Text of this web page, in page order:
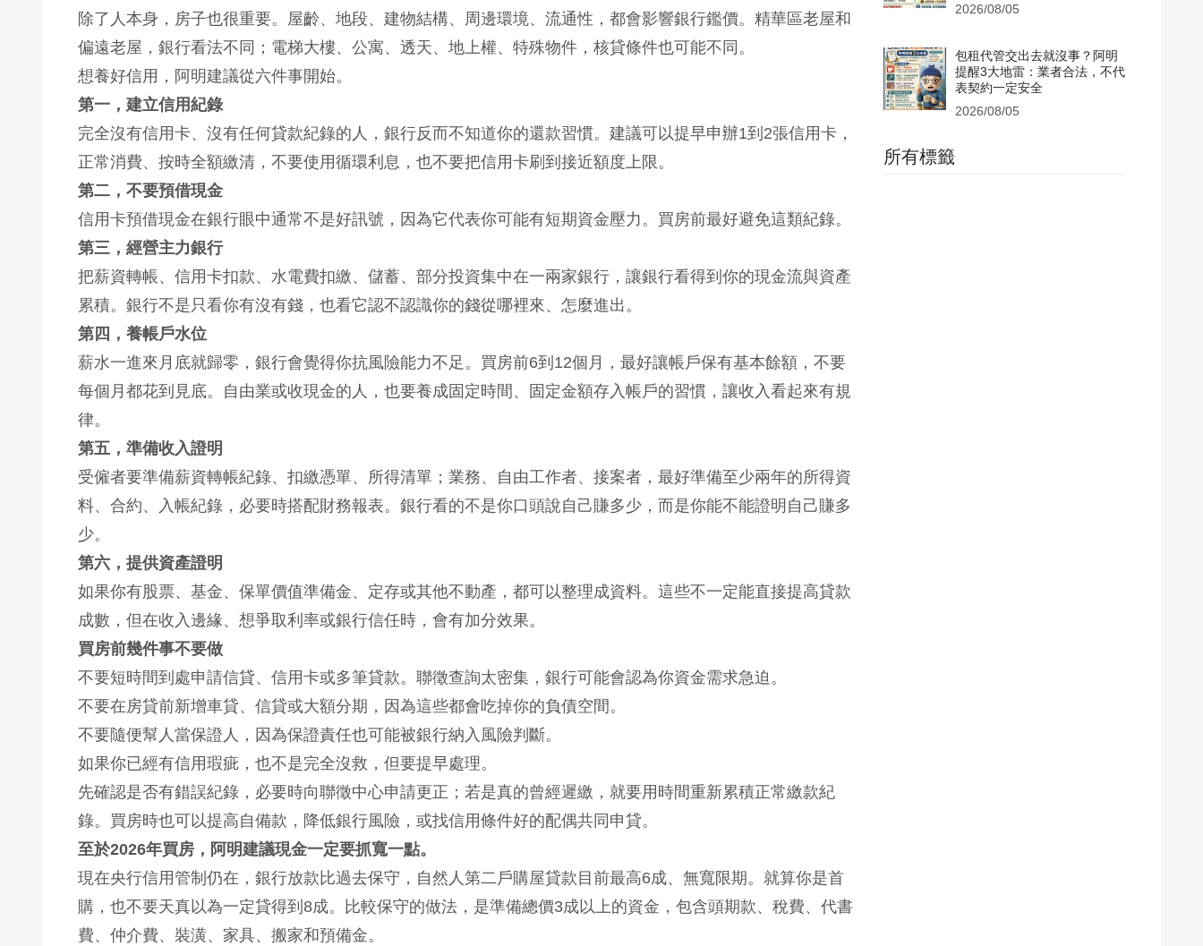
2026/08/05
包租代管交出去就沒事？阿明
提醒3大地雷：業者合法，不代
表契約一定安全
2026/08/05
所有標籤
除了人本身，房子也很重要。屋齡、地段、建物結構、周邊環境、流通性，都會影響銀行鑑價。精華區老屋和
偏遠老屋，銀行看法不同；電梯大樓、公寓、透天、地上權、特殊物件，核貸條件也可能不同。
想養好信用，阿明建議從六件事開始。
第一，建立信用紀錄
完全沒有信用卡、沒有任何貸款紀錄的人，銀行反而不知道你的還款習慣。建議可以提早申辦1到2張信用卡，
正常消費、按時全額繳清，不要使用循環利息，也不要把信用卡刷到接近額度上限。
第二，不要預借現金
信用卡預借現金在銀行眼中通常不是好訊號，因為它代表你可能有短期資金壓力。買房前最好避免這類紀錄。
第三，經營主力銀行
把薪資轉帳、信用卡扣款、水電費扣繳、儲蓄、部分投資集中在一兩家銀行，讓銀行看得到你的現金流與資產
累積。銀行不是只看你有沒有錢，也看它認不認識你的錢從哪裡來、怎麼進出。
第四，養帳戶水位
薪水一進來月底就歸零，銀行會覺得你抗風險能力不足。買房前6到12個月，最好讓帳戶保有基本餘額，不要
每個月都花到見底。自由業或收現金的人，也要養成固定時間、固定金額存入帳戶的習慣，讓收入看起來有規
律。
第五，準備收入證明
受僱者要準備薪資轉帳紀錄、扣繳憑單、所得清單；業務、自由工作者、接案者，最好準備至少兩年的所得資
料、合約、入帳紀錄，必要時搭配財務報表。銀行看的不是你口頭說自己賺多少，而是你能不能證明自己賺多
少。
第六，提供資產證明
如果你有股票、基金、保單價值準備金、定存或其他不動產，都可以整理成資料。這些不一定能直接提高貸款
成數，但在收入邊緣、想爭取利率或銀行信任時，會有加分效果。
買房前幾件事不要做
不要短時間到處申請信貸、信用卡或多筆貸款。聯徵查詢太密集，銀行可能會認為你資金需求急迫。
不要在房貸前新增車貸、信貸或大額分期，因為這些都會吃掉你的負債空間。
不要隨便幫人當保證人，因為保證責任也可能被銀行納入風險判斷。
如果你已經有信用瑕疵，也不是完全沒救，但要提早處理。
先確認是否有錯誤紀錄，必要時向聯徵中心申請更正；若是真的曾經遲繳，就要用時間重新累積正常繳款紀
錄。買房時也可以提高自備款，降低銀行風險，或找信用條件好的配偶共同申貸。
至於2026年買房，阿明建議現金一定要抓寬一點。
現在央行信用管制仍在，銀行放款比過去保守，自然人第二戶購屋貸款目前最高6成、無寬限期。就算你是首
購，也不要天真以為一定貸得到8成。比較保守的做法，是準備總價3成以上的資金，包含頭期款、稅費、代書
費、仲介費、裝潢、家具、搬家和預備金。